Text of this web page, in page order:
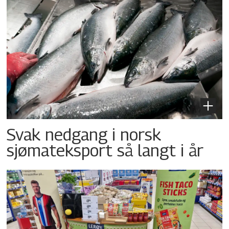
Svak nedgang i norsk
sjømateksport så langt i år